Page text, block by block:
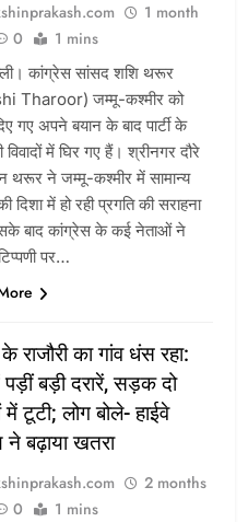
1 month
0 1 mins
कांग्रेस सांसद शशि थरूर
Tharoor) जम्मू-कश्मीर को
गए अपने बयान के बाद पार्टी के
विवादों में घिर गए हैं। श्रीनगर दौरे
थरूर ने जम्मू-कश्मीर में सामान्य
दिशा में हो रही प्रगति की सराहना
बाद कांग्रेस के कई नेताओं ने
पर…
राजौरी का गांव धंस रहा:
पड़ीं बड़ी दरारें, सड़क दो
में टूटी; लोग बोले- हाईवे
ने बढ़ाया खतरा
2 months
0 1 mins